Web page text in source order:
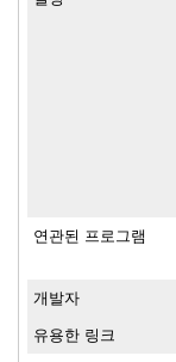
연관된 프로그램
개발자
유용한 링크